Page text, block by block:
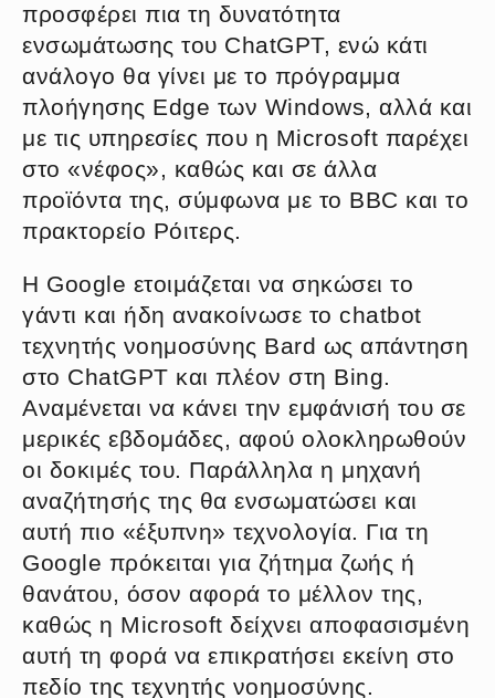
προσφέρει πια τη δυνατότητα
ενσωμάτωσης του ChatGPT, ενώ κάτι
ανάλογο θα γίνει με το πρόγραμμα
πλοήγησης Edge των Windows, αλλά και
με τις υπηρεσίες που η Microsoft παρέχει
στο «νέφος», καθώς και σε άλλα
προϊόντα της, σύμφωνα με το BBC και το
πρακτορείο Ρόιτερς.
Η Google ετοιμάζεται να σηκώσει το
γάντι και ήδη ανακοίνωσε το chatbot
τεχνητής νοημοσύνης Bard ως απάντηση
στο ChatGPT και πλέον στη Bing.
Αναμένεται να κάνει την εμφάνισή του σε
μερικές εβδομάδες, αφού ολοκληρωθούν
οι δοκιμές του. Παράλληλα η μηχανή
αναζήτησής της θα ενσωματώσει και
αυτή πιο «έξυπνη» τεχνολογία. Για τη
Google πρόκειται για ζήτημα ζωής ή
θανάτου, όσον αφορά το μέλλον της,
καθώς η Microsoft δείχνει αποφασισμένη
αυτή τη φορά να επικρατήσει εκείνη στο
πεδίο της τεχνητής νοημοσύνης.